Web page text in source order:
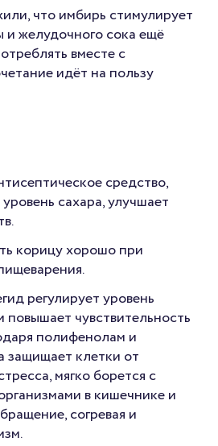
что имбирь стимулирует
желудочного сока ещё
вместе с
идёт на пользу
средство,
сахара, улучшает
корицу хорошо при
регулирует уровень
повышает чувствительность
полифенолам и
защищает клетки от
мягко борется с
в кишечнике и
согревая и